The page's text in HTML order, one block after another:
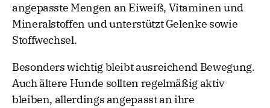
angepasste Mengen an Eiweiß, Vitaminen und
Mineralstoffen und unterstützt Gelenke sowie
Stoffwechsel.
Besonders wichtig bleibt ausreichend Bewegung.
Auch ältere Hunde sollten regelmäßig aktiv
bleiben, allerdings angepasst an ihre